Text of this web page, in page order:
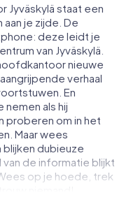
Jyväskylä staat een
je zijde. De
deze leidt je
van Jyväskylä.
nieuwe
verhaal
En
als hij
proberen om in het
Maar wees
dubieuze
de informatie blijkt
op je hoede, trek
niemand!